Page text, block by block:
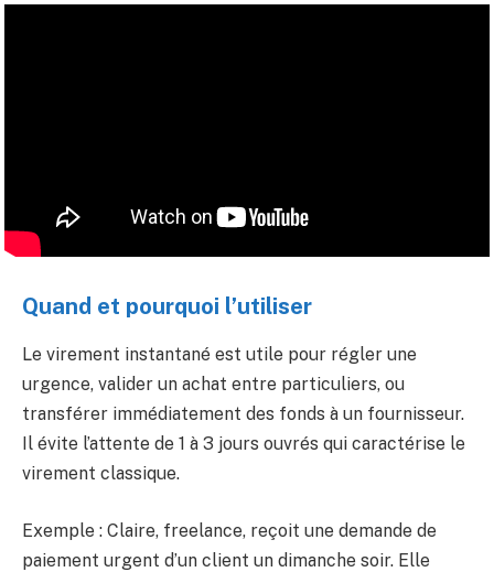
Quand et pourquoi l’utiliser
Le virement instantané est utile pour régler une
urgence, valider un achat entre particuliers, ou
transférer immédiatement des fonds à un fournisseur.
Il évite l’attente de 1 à 3 jours ouvrés qui caractérise le
virement classique.
Exemple : Claire, freelance, reçoit une demande de
paiement urgent d’un client un dimanche soir. Elle